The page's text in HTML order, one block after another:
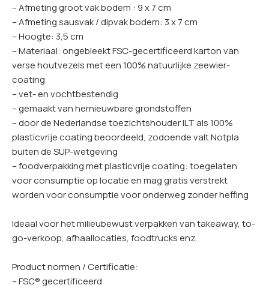
– Afmeting groot vak bodem : 9 x 7 cm
– Afmeting sausvak / dipvak bodem: 3 x 7 cm
– Hoogte: 3,5 cm
– Materiaal: ongebleekt FSC-gecertificeerd karton van
verse houtvezels met een 100% natuurlijke zeewier-
coating
– vet- en vochtbestendig
– gemaakt van hernieuwbare grondstoffen
– door de Nederlandse toezichtshouder ILT als 100%
plasticvrije coating beoordeeld, zodoende valt Notpla
buiten de SUP-wetgeving
– foodverpakking met plasticvrije coating: toegelaten
voor consumptie op locatie en mag gratis verstrekt
worden voor consumptie voor onderweg zonder heffing
Ideaal voor het milieubewust verpakken van takeaway, to-
go-verkoop, afhaallocaties, foodtrucks enz.
Product normen / Certificatie:
– FSC® gecertificeerd